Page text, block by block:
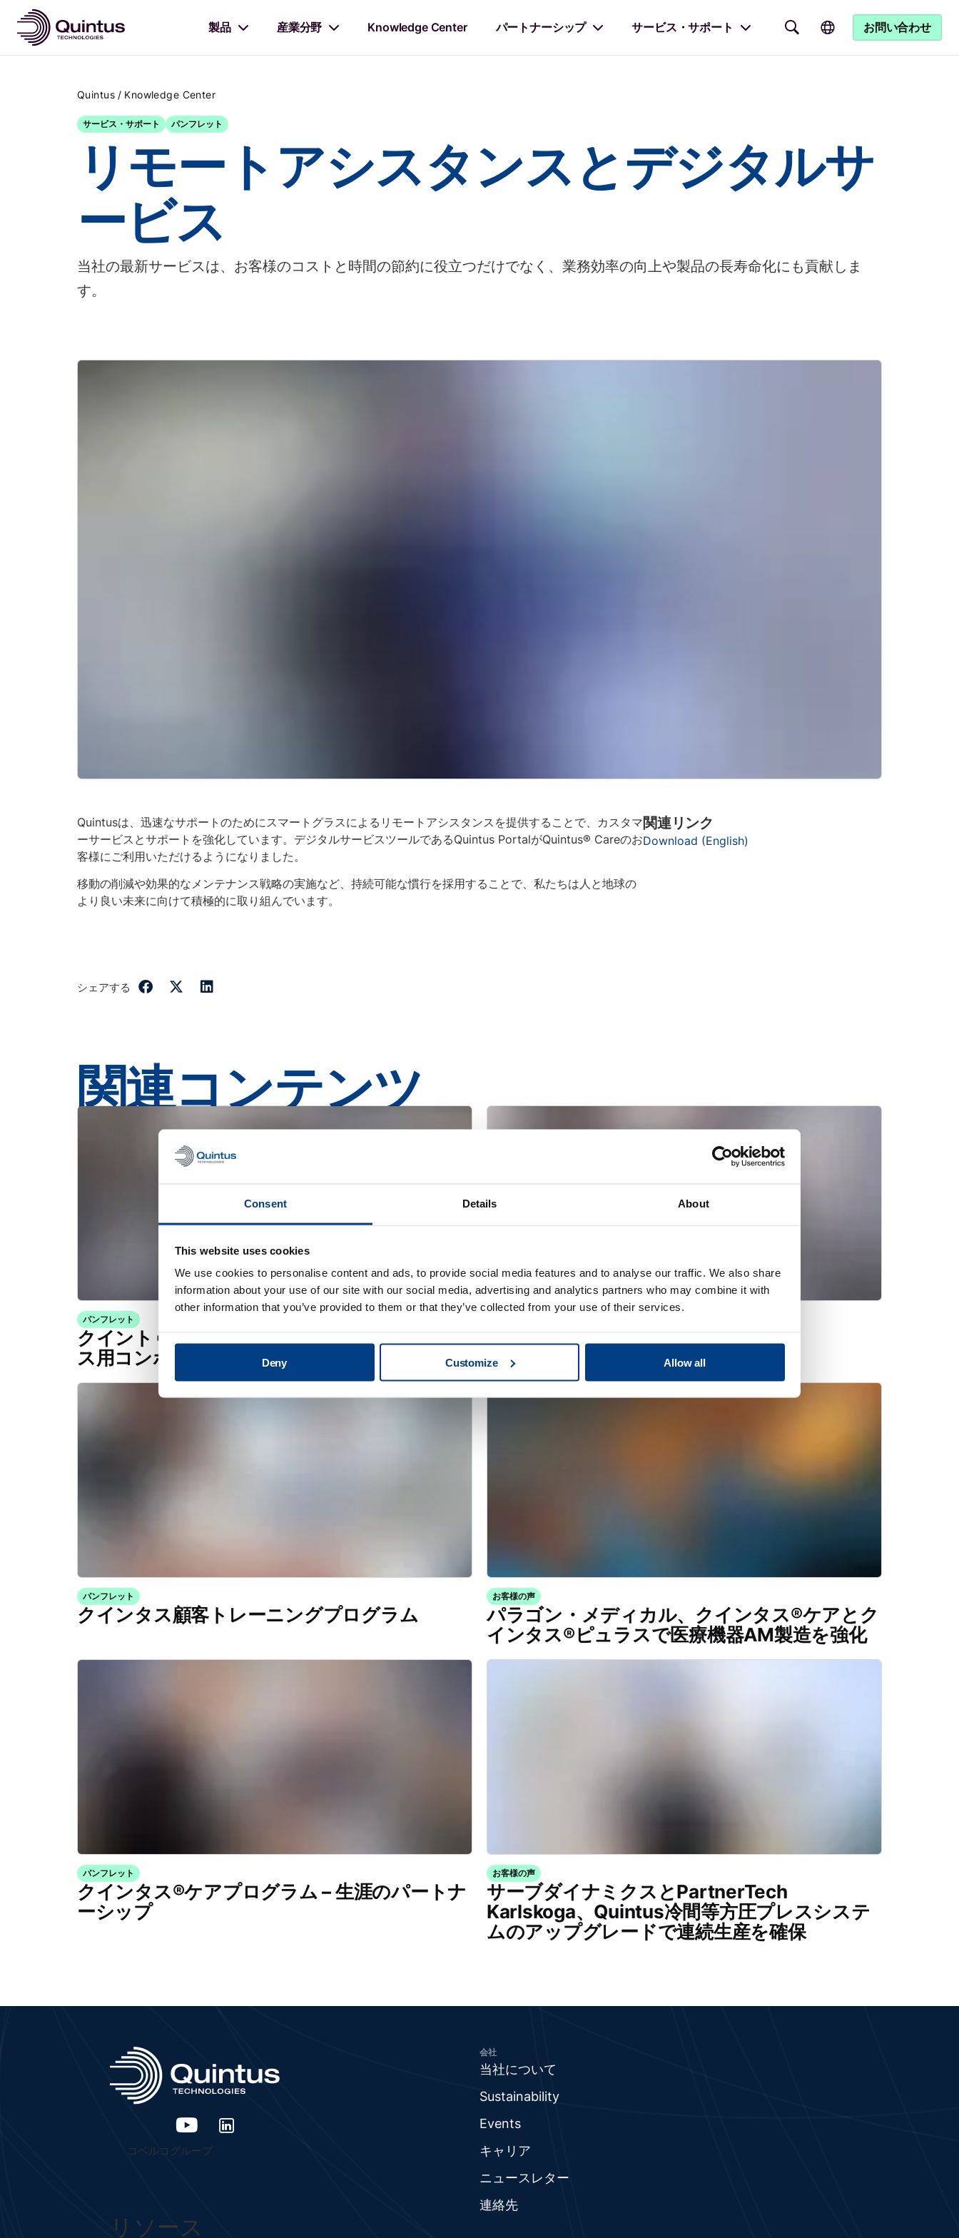
Consent Details About
This website uses cookies
We use cookies to personalise content and ads, to provide social media features and to analyse our traffic. We also share
information about your use of our site with our social media, advertising and analytics partners who may combine it with
other information that you’ve provided to them or that they’ve collected from your use of their services.
Deny Customize Allow all
製品 産業分野 Knowledge Center パートナーシップ サービス・サポート お問い合わせ
Quintus / Knowledge Center
サービス・サポート パンフレット
リモートアシスタンスとデジタルサ
ービス
当社の最新サービスは、お客様のコストと時間の節約に役立つだけでなく、業務効率の向上や製品の長寿命化にも貢献しま
す。
Quintusは、迅速なサポートのためにスマートグラスによるリモートアシスタンスを提供することで、カスタマ
ーサービスとサポートを強化しています。デジタルサービスツールであるQuintus PortalがQuintus® Careのお
客様にご利用いただけるようになりました。
移動の削減や効果的なメンテナンス戦略の実施など、持続可能な慣行を採用することで、私たちは人と地球の
より良い未来に向けて積極的に取り組んでいます。
関連リンク
Download (English)
シェアする
関連コンテンツ
パンフレット
クイントゥス・キャピタル社製 熱等静圧プレ
ス用コンポーネント
熱間等方圧プレス用クインタス®ケア
パンフレット
クインタス顧客トレーニングプログラム
お客様の声
パラゴン・メディカル、クインタス®ケアとク
インタス®ピュラスで医療機器AM製造を強化
パンフレット
クインタス®ケアプログラム – 生涯のパートナ
ーシップ
お客様の声
サーブダイナミクスとPartnerTech
Karlskoga、Quintus冷間等方圧プレスシステ
ムのアップグレードで連続生産を確保
コベルコグループ
会社
当社について
Sustainability
Events
キャリア
ニュースレター
連絡先
リソース